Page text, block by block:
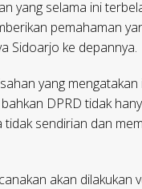
yang selama ini
pemahaman
Sidoarjo ke depannya.
yang
DPRD tidak
sendirian dan
akan